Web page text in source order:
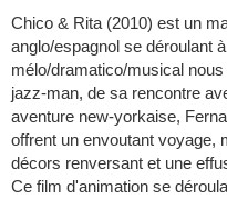
Chico & Rita (2010) est un
anglo/espagnol se déroulant
mélo/dramatico/musical
jazz-man, de sa rencontre
aventure new-yorkaise,
offrent un envoutant voyage,
décors renversant et une
Ce film d'animation se